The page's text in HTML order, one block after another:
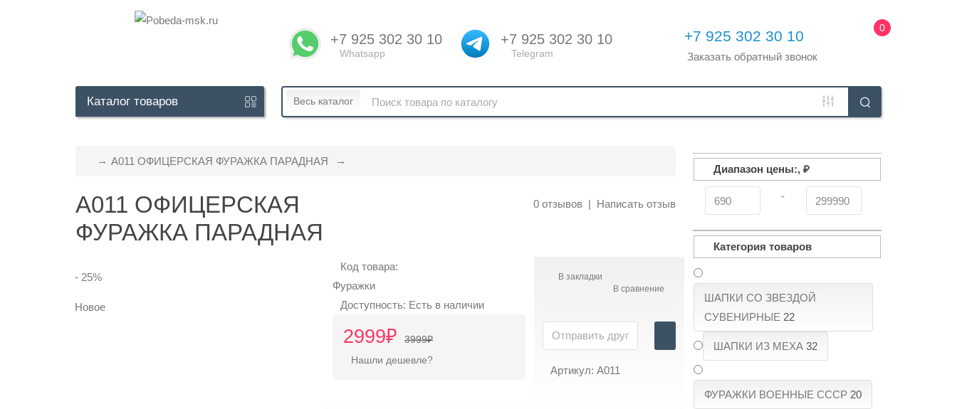
+7 925 302 30 10
Whatsapp
+7 925 302 30 10
Telegram
+7 925 302 30 10
Заказатьобратныйзвонок
0
Каталог товаров Весь каталог
А011 ОФИЦЕРСКАЯ ФУРАЖКА ПАРАДНАЯ
А011 ОФИЦЕРСКАЯ
ФУРАЖКА ПАРАДНАЯ
0 отзывов| Написать отзыв
- 25%
Новое
Код товара:
Фуражки
Доступность: Есть в наличии
2999₽
3999₽
Нашли дешевле?
В закладки
В сравнение
Артикул: А011
Диапазон цены:, ₽
-
Категория товаров
ШАПКИ СО ЗВЕЗДОЙ
СУВЕНИРНЫЕ 22
ШАПКИ ИЗ МЕХА 32
ФУРАЖКИ ВОЕННЫЕ СССР 20